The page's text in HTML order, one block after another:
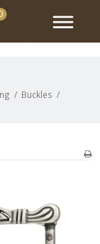
/ Buckles /